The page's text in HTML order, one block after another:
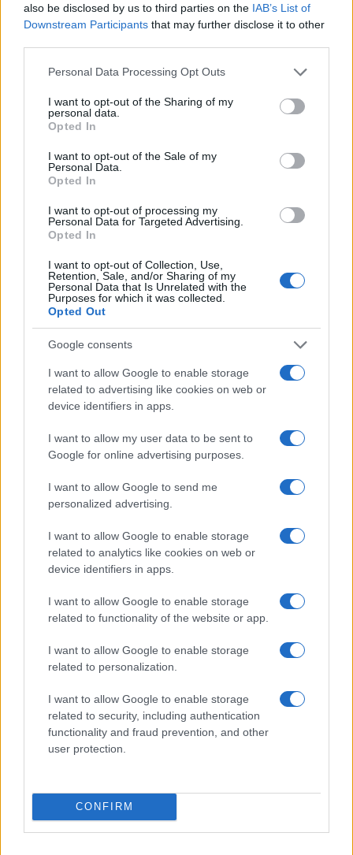
also be disclosed by us to third parties on the IAB’s List of
Downstream Participants that may further disclose it to other
Please note that this website/app uses one or more Google
not limited to your visit or usage behaviour. You may click to
grant or deny consent to Google and its third-party tags to
use your data for below specified purposes in below Google
consent section.
Personal Data Processing Opt Outs
I want to opt-out of the Sharing of my
personal data.
Opted In
I want to opt-out of the Sale of my
Personal Data.
Opted In
I want to opt-out of processing my
Personal Data for Targeted Advertising.
Opted In
I want to opt-out of Collection, Use,
Retention, Sale, and/or Sharing of my
Personal Data that Is Unrelated with the
Purposes for which it was collected.
Opted Out
Google consents
I want to allow Google to enable storage
related to advertising like cookies on web or
device identifiers in apps.
I want to allow my user data to be sent to
Google for online advertising purposes.
I want to allow Google to send me
personalized advertising.
I want to allow Google to enable storage
related to analytics like cookies on web or
device identifiers in apps.
I want to allow Google to enable storage
related to functionality of the website or app.
I want to allow Google to enable storage
related to personalization.
I want to allow Google to enable storage
related to security, including authentication
functionality and fraud prevention, and other
user protection.
CONFIRM
Ο Jeff Bezos δήλωσε ενθουσιασμένος με την δέσμευση για
το κλίμα. Και εξέφρασε τις ευχαριστίες του στο Twitter στην
των Ηνωμένων Εθνών για την Κλιματική Αλλαγή ( UNFCCC
2010-2016- χωρίς την οποία, όπως δήλωσε, θα ήταν
πρωτοβουλία της Amazon στα social media. Αλλά
υπάρχουν και επιφυλάξεις: “Υπάρχει πολύ σκληρή δουλειά
ακόμα μπροστά στην Amazon – και οι πραγματικοί ηγέτες
πιο άμεσα πράγματα που μπορεί να κάνει ο κ. Bezos για τον
πλανήτη είναι να χρησιμοποιήσει την επιρροή της Amazon
της επιρροή για να υποστηρίξει την έξυπνη πολιτική για το
κλίμα, οι νομοθέτες θα την ακούσουν, δήλωσε εμφατικά η
Environmental
Defense Fund.
Και οι εργαζόμενοι στην έδρα της Amazon στο Seattle
ετοιμάζονται να ενταχθούν στην κλιματική απεργία την
άνθρωποι σε περισσότερες από 150 χώρες συμμετέχουν
στις απεργίες ζητώντας έναν καθαρότερο πλανήτη για